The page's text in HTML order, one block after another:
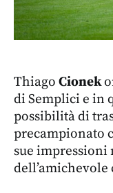
Thiago Cionek
di Semplici e in
possibilità di
precampionato
sue impressioni